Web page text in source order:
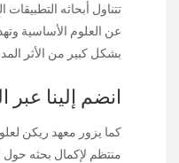
تتناول أبحاثه التطبيقات
عن العلوم الأساسية
بشكل كبير من الأثر
انضم إلينا عبر
كما يزور معهد ريكن
منتظم لإكمال بحثه حول